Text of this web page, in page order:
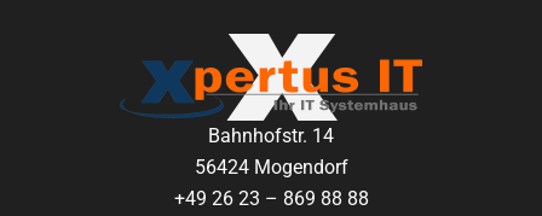
Bahnhofstr. 14
56424 Mogendorf
+49 26 23 – 869 88 88